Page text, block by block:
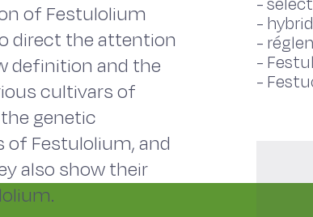
of Festulolium
direct the attention
definition and the
cultivars of
genetic
Festulolium, and
also show their
-
-
-
-